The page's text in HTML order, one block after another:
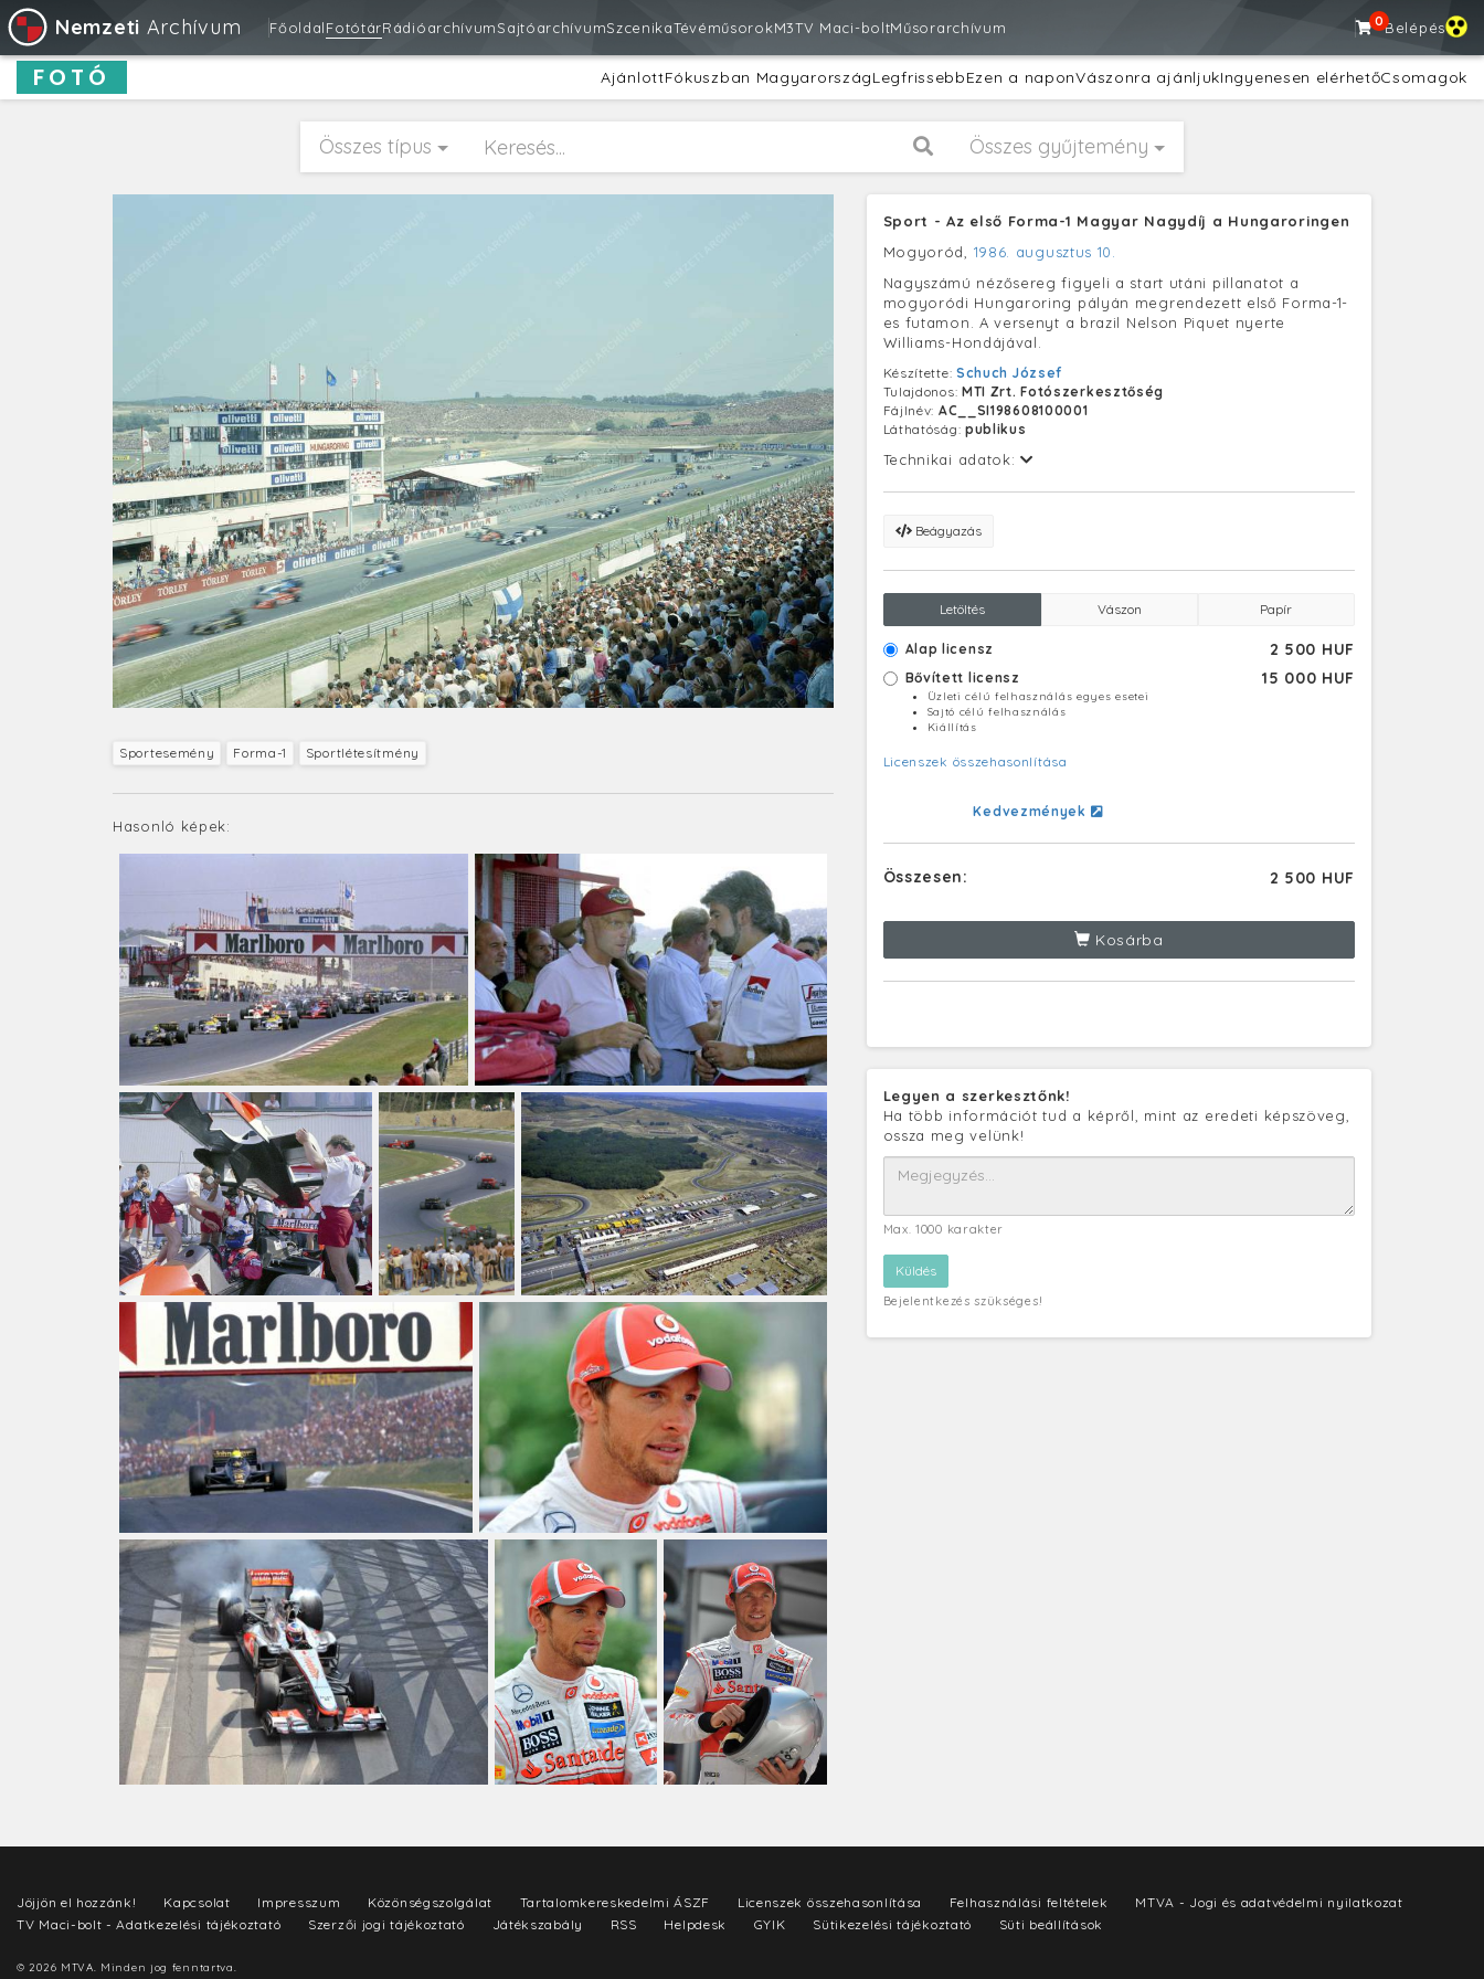
Nemzeti Archívum FőoldalFotótárRádióarchívumSajtóarchívumSzcenikaTévéműsorokM3TV Maci-boltMűsorarchívum 0Belépés
FOTÓ AjánlottFókuszban MagyarországLegfrissebbEzen a naponVászonra ajánljukIngyenesen elérhetőCsomagok
Összes típus Összes gyűjtemény
Sportesemény Forma-1 Sportlétesítmény
Hasonló képek:
Sport - Az első Forma-1 Magyar Nagydíj a Hungaroringen
Mogyoród, 1986. augusztus 10.
Nagyszámú nézősereg figyeli a start utáni pillanatot a
mogyoródi Hungaroring pályán megrendezett első Forma-1-
es futamon. A versenyt a brazil Nelson Piquet nyerte
Williams-Hondájával.
Készítette: Schuch József
Tulajdonos: MTI Zrt. Fotószerkesztőség
Fájlnév: AC__SI198608100001
Láthatóság: publikus
Technikai adatok:
Beágyazás
Letöltés Vászon Papír
Alap licensz 2 500 HUF
Bővített licensz 15 000 HUF
Üzleti célú felhasználás egyes esetei
Sajtó célú felhasználás
Kiállítás
Licenszek összehasonlítása
Kedvezmények
Összesen: 2 500 HUF
Kosárba
Legyen a szerkesztőnk!
Ha több információt tud a képről, mint az eredeti képszöveg,
ossza meg velünk!
Max. 1000 karakter
Bejelentkezés szükséges!
Jöjjön el hozzánk! Kapcsolat Impresszum Közönségszolgálat Tartalomkereskedelmi ÁSZF Licenszek összehasonlítása Felhasználási feltételek
MTVA - Jogi és adatvédelmi nyilatkozat
TV Maci-bolt - Adatkezelési tájékoztató
Szerzői jogi tájékoztató Játékszabály RSS Helpdesk GYIK Sütikezelési tájékoztató Süti beállítások
© 2026 MTVA. Minden jog fenntartva.